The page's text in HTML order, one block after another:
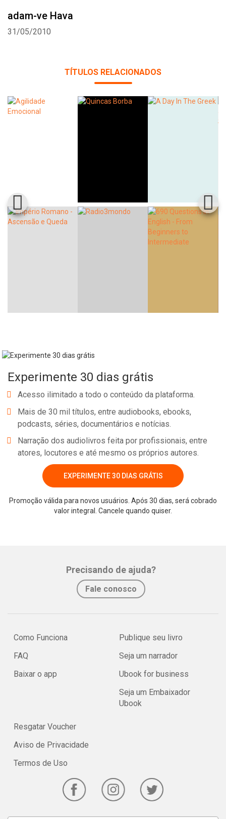
adam-ve Hava
31/05/2010
TÍTULOS RELACIONADOS
Experimente 30 dias grátis
Acesso ilimitado a todo o conteúdo da plataforma.
Mais de 30 mil títulos, entre audiobooks, ebooks,
podcasts, séries, documentários e notícias.
Narração dos audiolivros feita por profissionais, entre
atores, locutores e até mesmo os próprios autores.
EXPERIMENTE 30 DIAS GRÁTIS
Promoção válida para novos usuários. Após 30 dias, será cobrado
valor integral. Cancele quando quiser.
Precisando de ajuda?
Fale conosco
Como Funciona
FAQ
Baixar o app
Publique seu livro
Seja um narrador
Ubook for business
Seja um Embaixador
Ubook
Resgatar Voucher
Aviso de Privacidade
Termos de Uso